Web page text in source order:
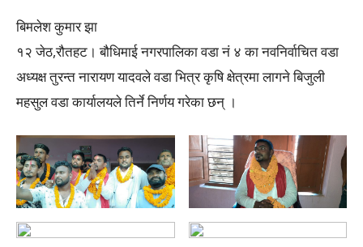
बिमलेश कुमार झा
१२ जेठ,रौतहट। बौधिमाई नगरपालिका वडा नं ४ का नवनिर्वाचित वडा
अध्यक्ष तुरन्त नारायण यादवले वडा भित्र कृषि क्षेत्रमा लागने बिजुली
महसुल वडा कार्यालयले तिर्ने निर्णय गरेका छन् ।